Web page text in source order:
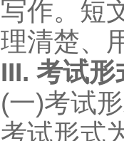
写作。短
理清楚、
III. 考试
(一)考试
考试形式